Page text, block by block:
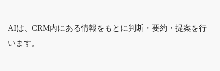
AIは、CRM内にある情報をもとに判断・要約・提案を行
います。